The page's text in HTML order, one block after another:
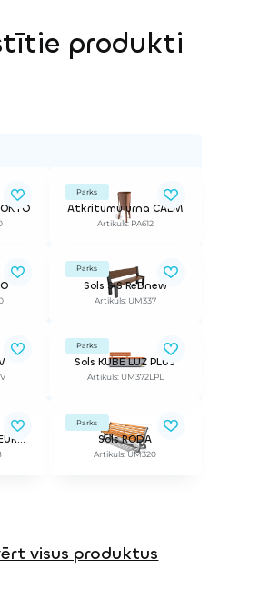
produkti
Parks
Atkritumu urna CALM
Artikuls: PA612
Parks
Sols SIS ReBnew
Artikuls: UM337
Parks
Sols KUBE LUZ PLUS
Artikuls: UM372LPL
Atkritumu urna EUROPA
Parks
Sols RODA
Artikuls: UM320
visus produktus